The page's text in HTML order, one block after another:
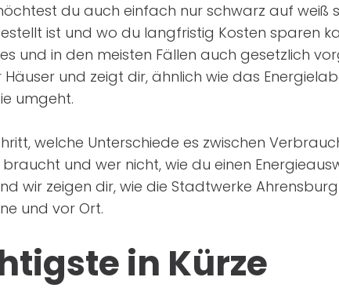
du auch einfach nur schwarz auf weiß
ist und wo du langfristig Kosten sparen
und in den meisten Fällen auch gesetzlich
Häuser und zeigt dir, ähnlich wie das
umgeht.
welche Unterschiede es zwischen
und wer nicht, wie du einen
wir zeigen dir, wie die Stadtwerke
und vor Ort.
in Kürze